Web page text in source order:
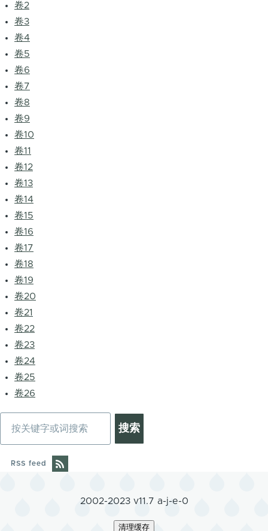
卷2
卷3
卷4
卷5
卷6
卷7
卷8
卷9
卷10
卷11
卷12
卷13
卷14
卷15
卷16
卷17
卷18
卷19
卷20
卷21
卷22
卷23
卷24
卷25
卷26
RSS feed
2002-2023 v11.7 a-j-e-0